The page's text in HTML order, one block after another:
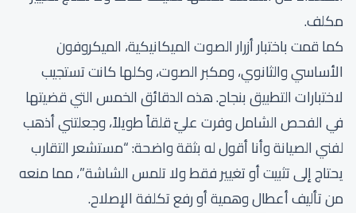
مكلف.
كما قمت باختبار أزرار الصوت الميكانيكية، الميكروفون
الأساسي والثانوي، ومكبر الصوت، وكلها كانت تستجيب
لاختبارات التطبيق بنجاح. هذه الدقائق الخمس التي قضيتها
في الفحص الشامل وفرت عليّ قلقاً طويلاً، وجعلتني أذهب
لفني الصيانة وأنا أقول له بثقة واضحة: “مستشعر التقارب
يحتاج إلى تثبيت أو تغيير فقط ولا تلمس الشاشة”، مما منعه
من تأليف أعطال وهمية أو رفع تكلفة الإصلاح.